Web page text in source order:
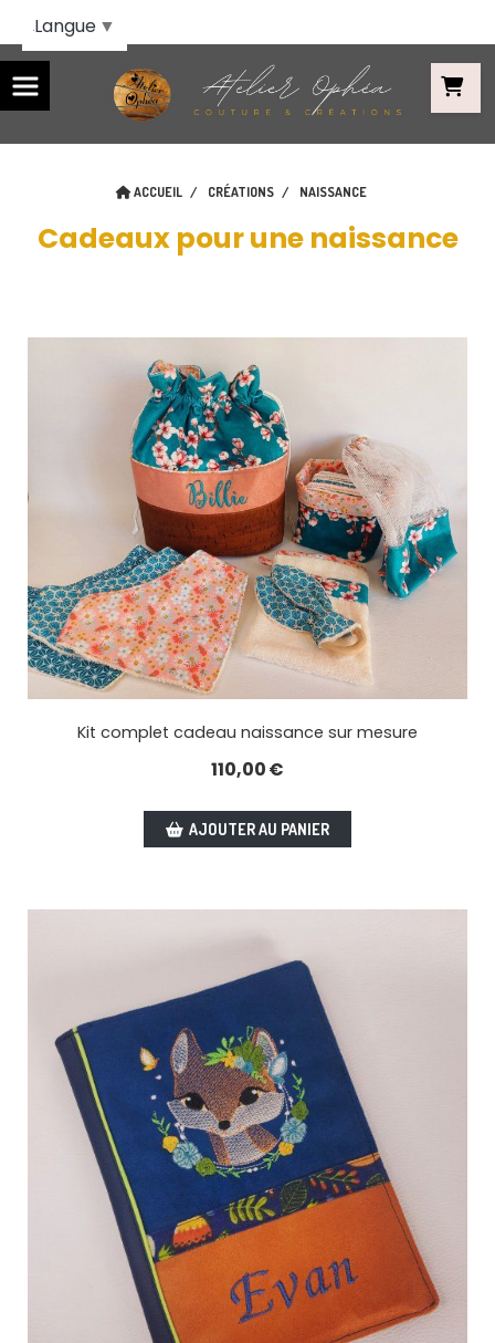
ACCUEIL CRÉATIONS NAISSANCE
Cadeaux pour une naissance
Kit complet cadeau naissance sur mesure
110,00€
AJOUTER AU PANIER
Langue ▼